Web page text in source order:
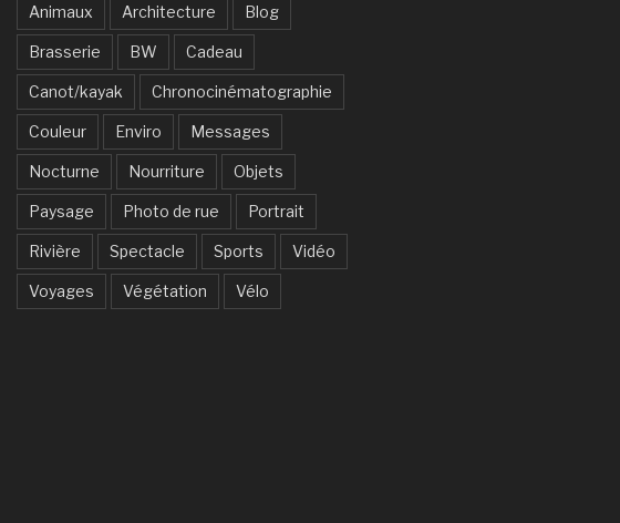
Animaux Architecture Blog
Brasserie BW Cadeau
Canot/kayak Chronocinématographie
Couleur Enviro Messages
Nocturne Nourriture Objets
Paysage Photo de rue Portrait
Rivière Spectacle Sports Vidéo
Voyages Végétation Vélo